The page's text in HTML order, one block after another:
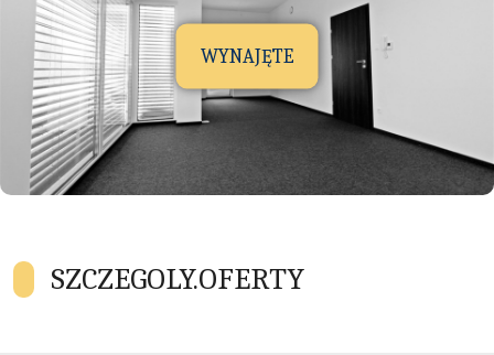
WYNAJĘTE
SZCZEGOLY.OFERTY